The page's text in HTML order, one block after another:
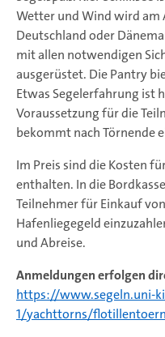
Wetter und Wind wird am
Deutschland oder
mit allen notwendigen
ausgerüstet. Die Pantry
Etwas Segelerfahrung ist
Voraussetzung für die
bekommt nach Törnende
Im Preis sind die Kosten
enthalten. In die
Teilnehmer für Einkauf
Hafenliegegeld
und Abreise.
Anmeldungen erfolgen
https://www.segeln.uni-
1/yachttorns/